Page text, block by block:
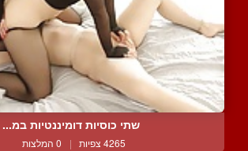
שתי כוסיות דומיננטיות במ...
4265 צפיות | 0 המלצות